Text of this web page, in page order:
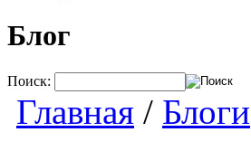
Блог
Поиск:
Главная / Блоги